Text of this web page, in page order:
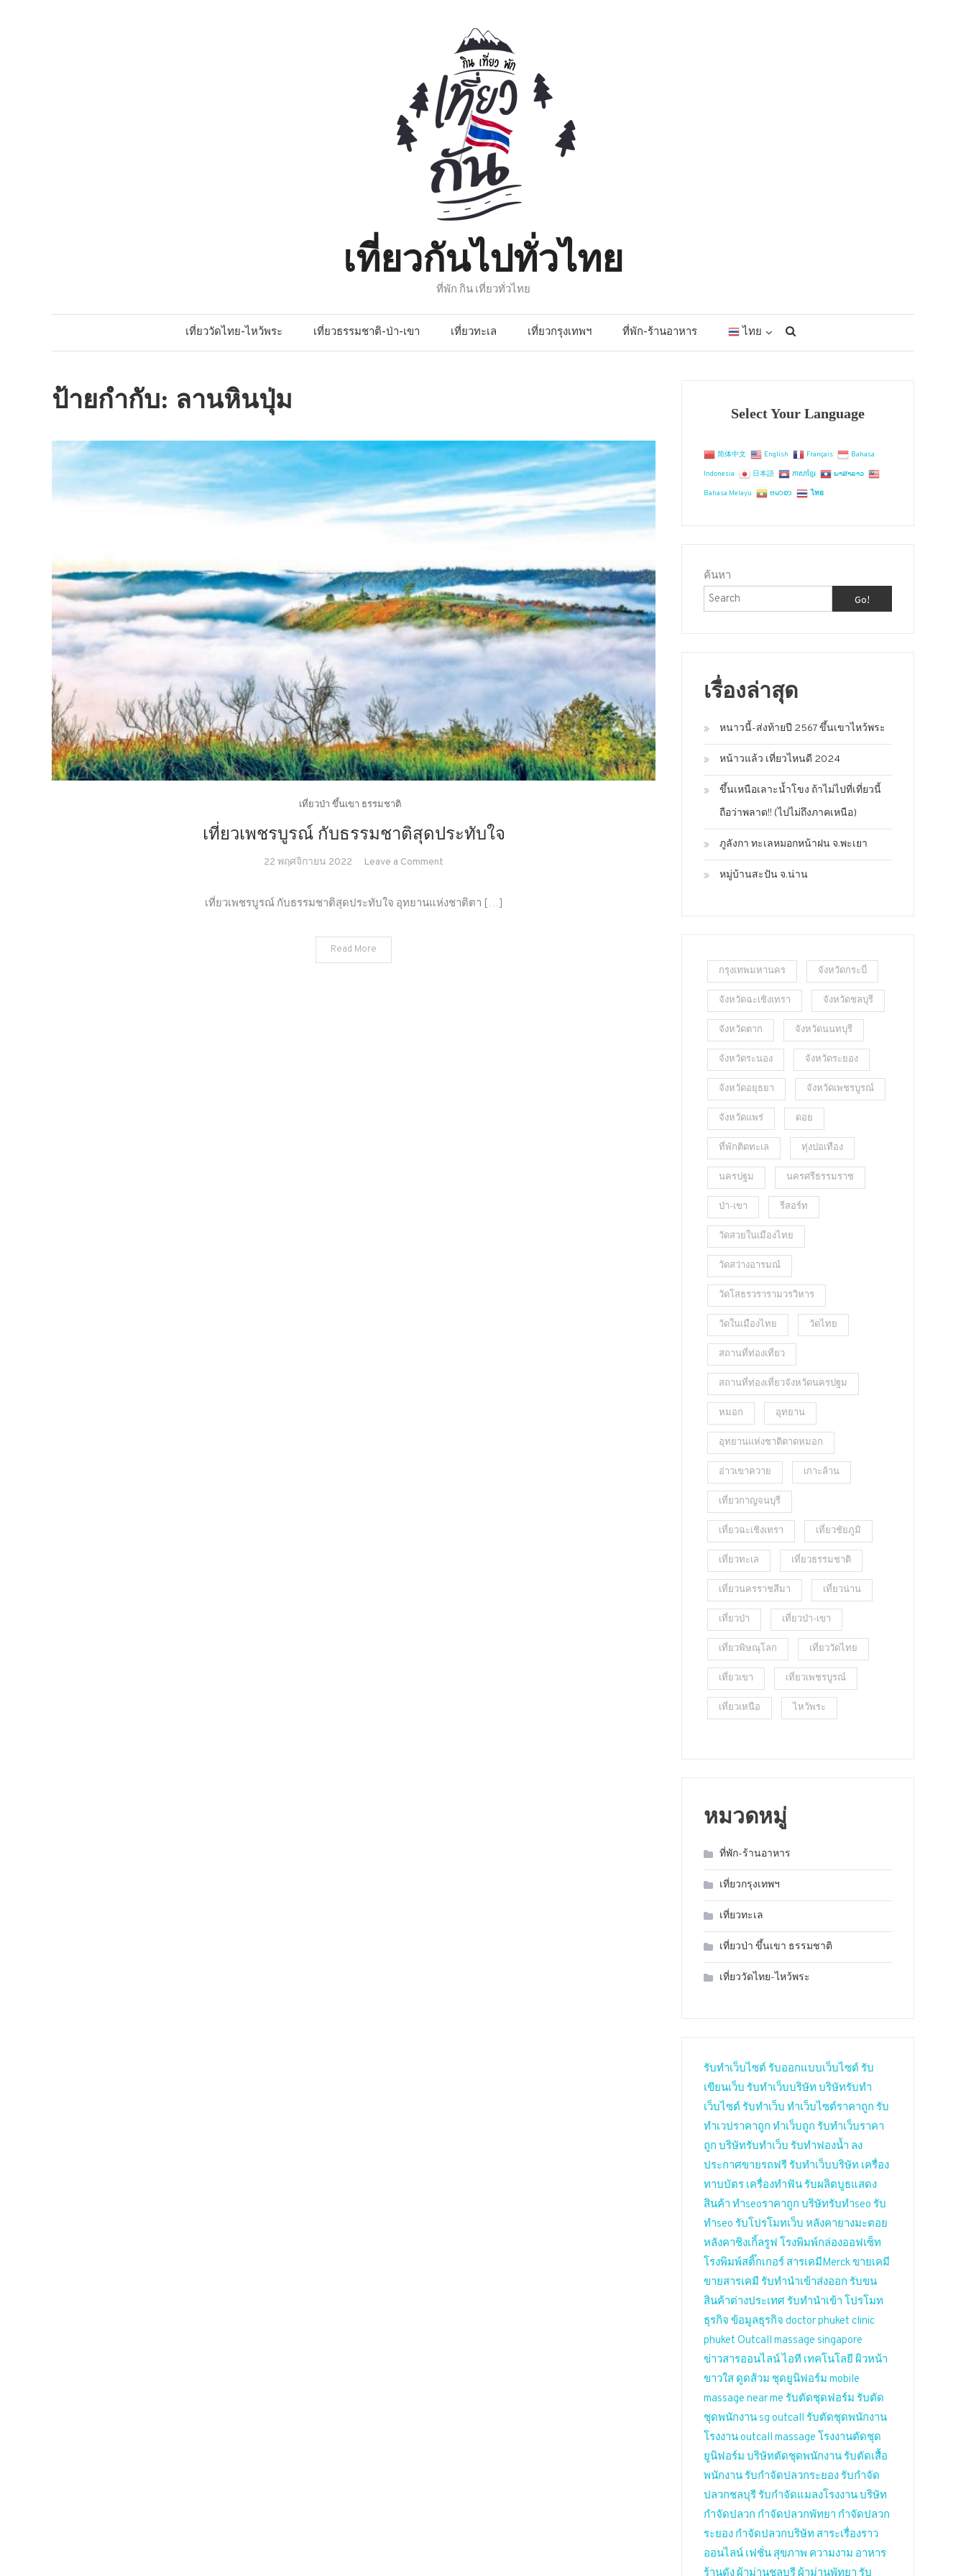
เที่ยวกันไปทั่วไทย
ที่พัก กิน เที่ยวทั่วไทย
เที่ยววัดไทย-ไหว้พระ เที่ยวธรรมชาติ-ป่า-เขา เที่ยวทะเล เที่ยวกรุงเทพฯ ที่พัก-ร้านอาหาร ไทย
ป้ายกำกับ: ลานหินปุ่ม
เที่ยวป่า ขึ้นเขา ธรรมชาติ
เที่ยวเพชรบูรณ์ กับธรรมชาติสุดประทับใจ
22 พฤศจิกายน 2022 Leave a Comment
เพชรบูรณ์
เที่ยวเพชรบูรณ์ กับธรรมชาติสุดประทับใจ อุทยานแห่งชาติตา […]
Read More
Select Your Language
简体中文 English Français Bahasa
Indonesia 日本語 ភាសាខ្មែរ ພາສາລາວ
Bahasa Melayu ဗမာစာ ไทย
ค้นหา
Go!
เรื่องล่าสุด
หนาวนี้-ส่งท้ายปี 2567 ขึ้นเขาไหว้พระ
หน้าวแล้ว เที่ยวไหนดี 2024
ขึ้นเหนือเลาะน้ำโขง ถ้าไม่ไปที่เที่ยวนี้
ถือว่าพลาด!! (ไปไม่ถึงภาคเหนือ)
ภูลังกา ทะเลหมอกหน้าฝน จ.พะเยา
หมู่บ้านสะปัน จ.น่าน
กรุงเทพมหานคร จังหวัดกระบี่
จังหวัดฉะเชิงเทรา จังหวัดชลบุรี
จังหวัดตาก จังหวัดนนทบุรี
จังหวัดระนอง จังหวัดระยอง
จังหวัดอยุธยา จังหวัดเพชรบูรณ์
จังหวัดแพร่ ดอย
ที่พักติดทะเล ทุ่งปอเทือง
นครปฐม นครศรีธรรมราช
ป่า-เขา รีสอร์ท
วัดสวยในเมืองไทย
วัดสว่างอารมณ์
วัดโสธรวรารามวรวิหาร
วัดในเมืองไทย วัดไทย
สถานที่ท่องเที่ยว
สถานที่ท่องเที่ยวจังหวัดนครปฐม
หมอก อุทยาน
อุทยานแห่งชาติตาดหมอก
อ่าวเขาควาย เกาะล้าน
เที่ยวกาญจนบุรี
เที่ยวฉะเชิงเทรา เที่ยวชัยภูมิ
เที่ยวทะเล เที่ยวธรรมชาติ
เที่ยวนครราชสีมา เที่ยวน่าน
เที่ยวป่า เที่ยวป่า-เขา
เที่ยวพิษณุโลก เที่ยววัดไทย
เที่ยวเขา เที่ยวเพชรบูรณ์
เที่ยวเหนือ ไหว้พระ
หมวดหมู่
ที่พัก-ร้านอาหาร
เที่ยวกรุงเทพฯ
เที่ยวทะเล
เที่ยวป่า ขึ้นเขา ธรรมชาติ
เที่ยววัดไทย-ไหว้พระ
รับทำเว็บไซต์ รับออกแบบเว็บไซต์ รับ
เขียนเว็บ รับทำเว็บบริษัท บริษัทรับทำ
เว็บไซต์ รับทำเว็บ ทำเว็บไซต์ราคาถูก รับ
ทำเวปราคาถูก ทำเว็บถูก รับทำเว็บราคา
ถูก บริษัทรับทำเว็บ รับทำฟองน้ำ ลง
ประกาศขายรถฟรี รับทำเว็บบริษัท เครื่อง
ทาบบัตร เครื่องทำฟัน รับผลิตบูธแสดง
สินค้า ทำseoราคาถูก บริษัทรับทำseo รับ
ทำseo รับโปรโมทเว็บ หลังคายางมะตอย
หลังคาชิงเกิ้ลรูฟ โรงพิมพ์กล่องออฟเซ็ท
โรงพิมพ์สติ๊กเกอร์ สารเคมีMerckขายเคมี
ขายสารเคมี รับทำนำเข้าส่งออก รับขน
สินค้าต่างประเทศ รับทำนำเข้า โปรโมท
ธุรกิจ ข้อมูลธุรกิจ doctor phuket clinic
phuket Outcall massage singapore
ข่าวสารออนไลน์ไอที เทคโนโลยี ผิวหน้า
ขาวใส ดูดส้วม ชุดยูนิฟอร์ม mobile
massage near me รับตัดชุดฟอร์ม รับตัด
ชุดพนักงาน sg outcall รับตัดชุดพนักงาน
โรงงาน outcall massage โรงงานตัดชุด
ยูนิฟอร์ม บริษัทตัดชุดพนักงาน รับตัดเสื้อ
พนักงาน รับกำจัดปลวกระยอง รับกำจัด
ปลวกชลบุรี รับกำจัดแมลงโรงงานบริษัท
กำจัดปลวก กำจัดปลวกพัทยา กำจัดปลวก
ระยอง กำจัดปลวกบริษัท สาระเรื่องราว
ออนไลน์ เฟชั่น สุขภาพ ความงาม อาหาร